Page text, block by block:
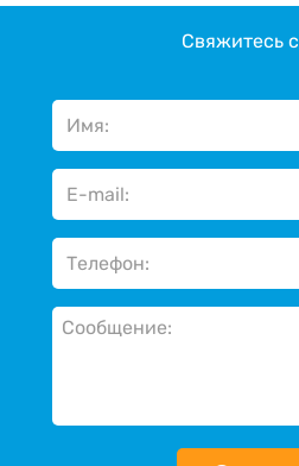
Свяжитесь